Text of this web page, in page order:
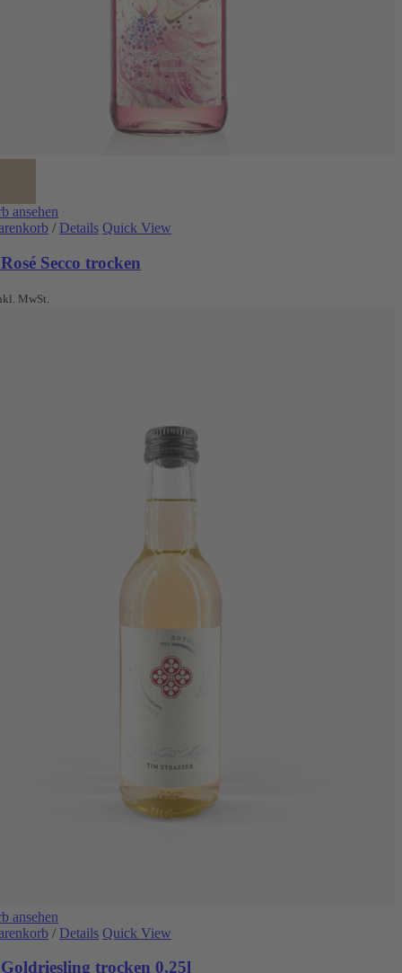
ansehen
/ Details Quick View
Secco trocken
MwSt.
ansehen
/ Details Quick View
trocken 0,25l